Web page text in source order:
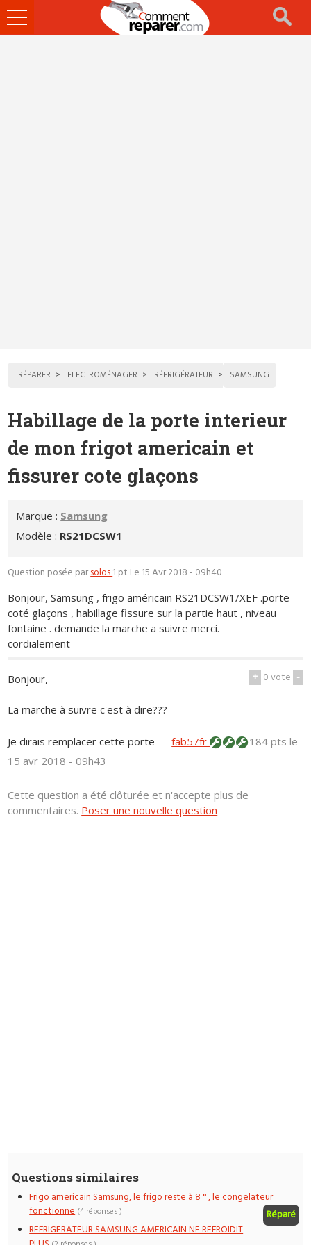
Ouvrir
le
RÉPARER ELECTROMÉNAGER RÉFRIGÉRATEUR SAMSUNG
Habillage de la porte interieur
de mon frigot americain et
fissurer cote glaçons
Marque : Samsung
Modèle : RS21DCSW1
Question posée parsolos1 pt Le 15 Avr 2018 - 09h40
Bonjour, Samsung , frigo américain RS21DCSW1/XEF .porte
coté glaçons , habillage fissure sur la partie haut , niveau
fontaine . demande la marche a suivre merci.
cordialement
+ 0vote -
Bonjour,
La marche à suivre c'est à dire???
Je dirais remplacer cette porte —fab57fr 184 ptsle
15 avr 2018 - 09h43
Cette question a été clôturée et n'accepte plus de
commentaires. Poser une nouvelle question
Questions similaires
Frigo americain Samsung, le frigo reste à 8 ° , le congelateur
fonctionne
Réparé
(4 réponses )
REFRIGERATEUR SAMSUNG AMERICAIN NE REFROIDIT